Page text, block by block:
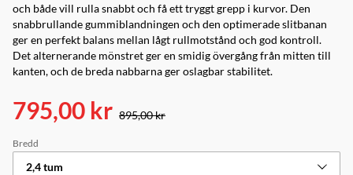
och både vill rulla snabbt och få ett tryggt grepp i kurvor. Den
snabbrullande gummiblandningen och den optimerade slitbanan
ger en perfekt balans mellan lågt rullmotstånd och god kontroll.
Det alternerande mönstret ger en smidig övergång från mitten till
kanten, och de breda nabbarna ger oslagbar stabilitet.
795,00 kr 895,00 kr
Bredd
2,4 tum